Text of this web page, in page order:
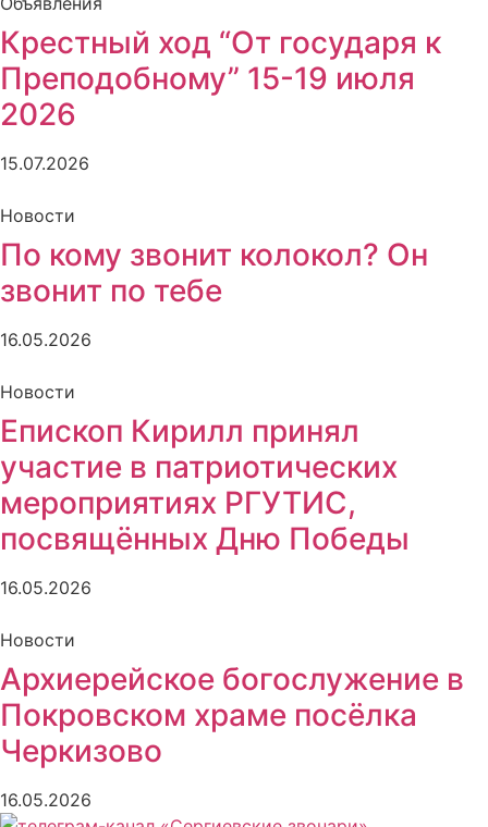
Крестный ход “От государя к
Преподобному” 15-19 июля
2026
15.07.2026
Новости
По кому звонит колокол? Он
звонит по тебе
16.05.2026
Новости
Епископ Кирилл принял
участие в патриотических
мероприятиях РГУТИС,
посвящённых Дню Победы
16.05.2026
Новости
Архиерейское богослужение в
Покровском храме посёлка
Черкизово
16.05.2026